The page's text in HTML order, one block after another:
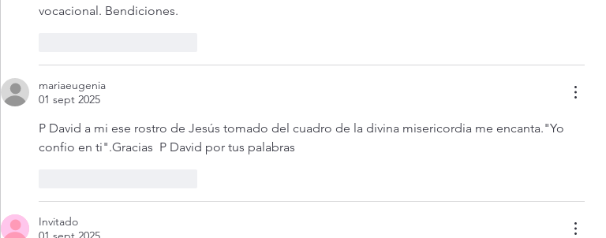
vocacional. Bendiciones.
mariaeugenia
01 sept 2025
P David a mi ese rostro de Jesús tomado del cuadro de la divina misericordia me encanta."Yo
confio en ti".Gracias  P David por tus palabras
Invitado